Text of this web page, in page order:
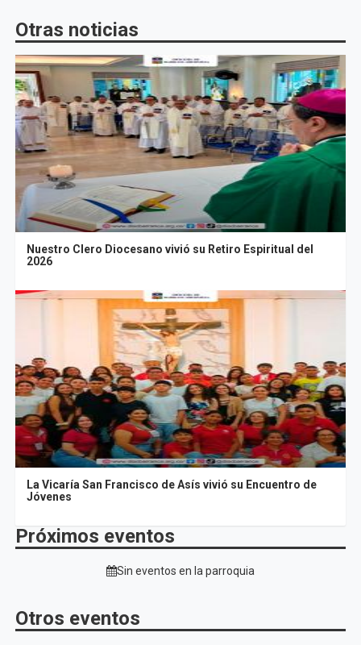
Otras noticias
Nuestro Clero Diocesano vivió su Retiro Espiritual del
2026
La Vicaría San Francisco de Asís vivió su Encuentro de
Jóvenes
Próximos eventos
Sin eventos en la parroquia
Otros eventos